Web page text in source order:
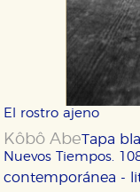
El rostro ajeno
Kôbô Abe
Nuevos Tiempos.
Tapa
contemporánea -